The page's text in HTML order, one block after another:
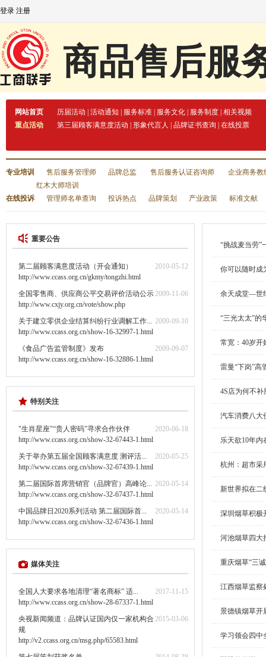
登录 注册
商品售后服
网站首页 历届活动 活动通知 服务标准 服务文化 服务制度 相关视频
重点活动
第三届顾客满意度活动 形象代言人 品牌证书查询 在线投票
专业培训 售后服务管理师 品牌总监 售后服务认证咨询师
企业商务教
红木大师培训
在线投诉
管理师名单查询 投诉热点 品牌策划 产业政策 标准文献
重要公告
2010-05-12
第二届顾客满意度活动（开会通知）
http://www.ccass.org.cn/gkmy/tongzhi.html
2009-11-06
全国零售商、供应商公平交易评价活动公示
http://www.cxjy.org.cn/vote/show.php
2009-09-10
关于建立零供企业结算纠纷行业调解工作...
http://www.ccass.org.cn/show-16-32997-1.html
2009-09-07
《食品广告监管制度》发布
http://www.ccass.org.cn/show-16-32886-1.html
特别关注
2020-06-18
"生肖星座"“贵人密码”寻求合作伙伴
http://www.ccass.org.cn/show-32-67443-1.html
2020-05-25
关于举办第五届全国顾客满意度 测评活...
http://www.ccass.org.cn/show-32-67439-1.html
2020-05-14
第二届国际首席营销官（品牌官）高峰论...
http://www.ccass.org.cn/show-32-67437-1.html
2020-05-14
中国品牌日2020系列活动 第二届国际首...
http://www.ccass.org.cn/show-32-67436-1.html
媒体关注
2017-11-15
全国人大要求各地清理“著名商标” 适...
http://www.ccass.org.cn/show-28-67337-1.html
2015-03-06
央视新闻频道：品牌认证国内仅一家机构合
规
http://v2.ccass.org.cn/msg.php/65583.html
“挑战麦当劳
你可以随时成
余天成堂—世
“三光太太”的
常宽：40岁开
雷曼“下岗”高
4S店为何不补
汽车消费八大
乐天欲10年内
杭州：超市采
新世界拟在二
深圳烟草积极
河池烟草四大
重庆烟草“三
江西烟草监察
景德镇烟草开
学习领会四中